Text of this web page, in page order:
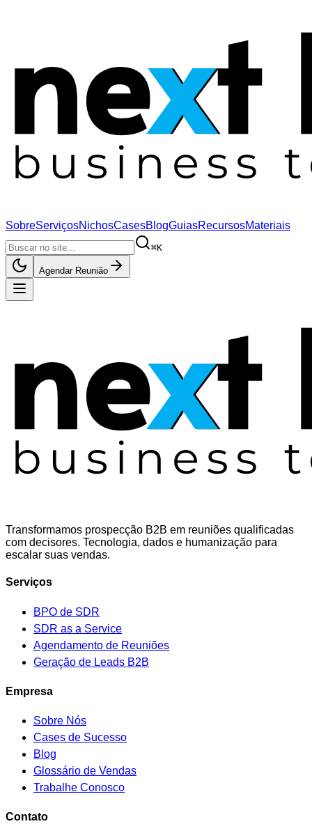
SobreServiçosNichosCasesBlogGuiasRecursosMateriais
⌘K
Agendar Reunião
Transformamos prospecção B2B em reuniões qualificadas
com decisores. Tecnologia, dados e humanização para
escalar suas vendas.
Serviços
BPO de SDR
SDR as a Service
Agendamento de Reuniões
Geração de Leads B2B
Empresa
Sobre Nós
Cases de Sucesso
Blog
Glossário de Vendas
Trabalhe Conosco
Contato